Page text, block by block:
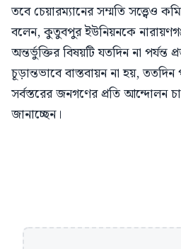
তবে চেয়ারম্যানের সম্মতি সত্ত্বেও
বলেন, কুতুবপুর ইউনিয়নকে
অন্তর্ভুক্তির বিষয়টি যতদিন না
চূড়ান্তভাবে বাস্তবায়ন না হয়,
সর্বস্তরের জনগণের প্রতি আন্দোলন
জানাচ্ছেন।